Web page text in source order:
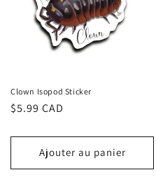
Clown Isopod Sticker
Prix
$5.99 CAD
Ajouter au panier